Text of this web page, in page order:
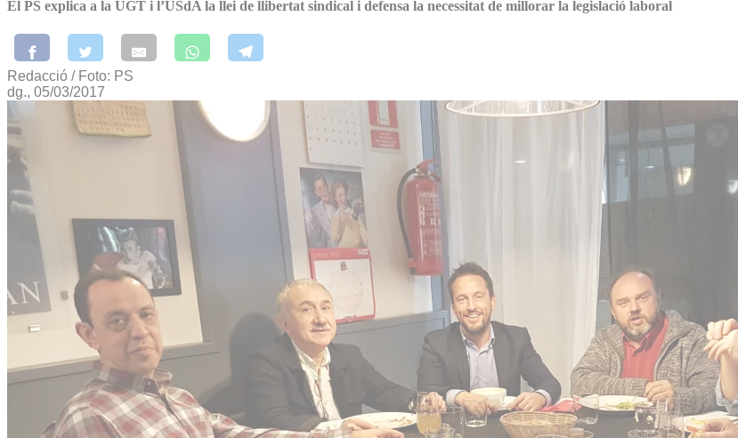
El PS explica a la UGT i l’USdA la llei de llibertat sindical i defensa la necessitat de millorar la legislació laboral
Redacció / Foto: PS
dg., 05/03/2017